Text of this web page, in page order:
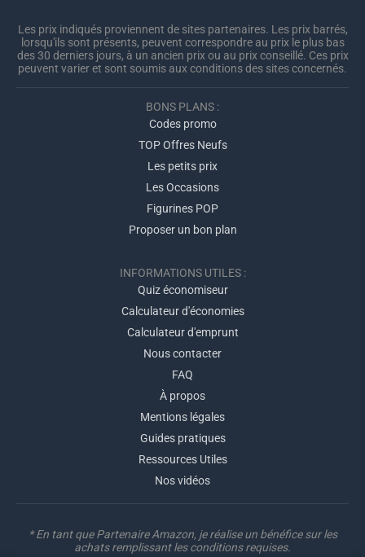
Les prix indiqués proviennent de sites partenaires. Les prix barrés,
lorsqu'ils sont présents, peuvent correspondre au prix le plus bas
des 30 derniers jours, à un ancien prix ou au prix conseillé. Ces prix
peuvent varier et sont soumis aux conditions des sites concernés.
BONS PLANS :
Codes promo
TOP Offres Neufs
Les petits prix
Les Occasions
Figurines POP
Proposer un bon plan
INFORMATIONS UTILES :
Quiz économiseur
Calculateur d'économies
Calculateur d'emprunt
Nous contacter
FAQ
À propos
Mentions légales
Guides pratiques
Ressources Utiles
Nos vidéos
* En tant que Partenaire Amazon, je réalise un bénéfice sur les
achats remplissant les conditions requises.